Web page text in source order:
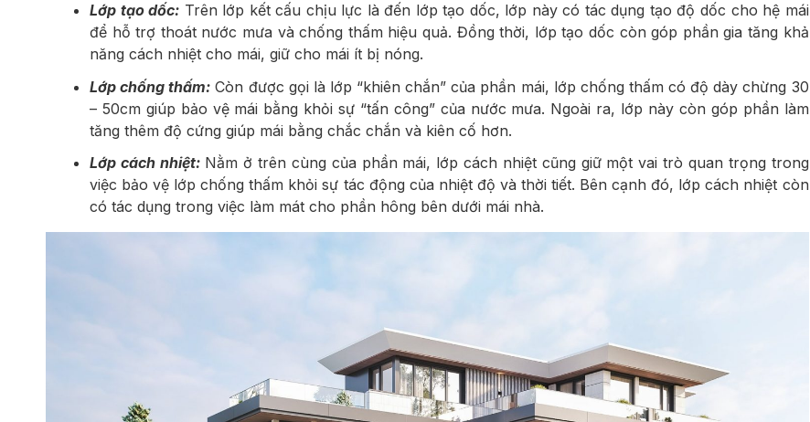
Lớp tạo dốc: Trên lớp kết cấu chịu lực là đến lớp tạo dốc, lớp này có tác dụng tạo độ dốc cho hệ mái
để hỗ trợ thoát nước mưa và chống thấm hiệu quả. Đồng thời, lớp tạo dốc còn góp phần gia tăng khả
năng cách nhiệt cho mái, giữ cho mái ít bị nóng.
Lớp chống thấm: Còn được gọi là lớp “khiên chắn” của phần mái, lớp chống thấm có độ dày chừng 30
– 50cm giúp bảo vệ mái bằng khỏi sự “tấn công” của nước mưa. Ngoài ra, lớp này còn góp phần làm
tăng thêm độ cứng giúp mái bằng chắc chắn và kiên cố hơn.
Lớp cách nhiệt:Nằm ở trên cùng của phần mái, lớp cách nhiệt cũng giữ một vai trò quan trọng trong
việc bảo vệ lớp chống thấm khỏi sự tác động của nhiệt độ và thời tiết. Bên cạnh đó, lớp cách nhiệt còn
có tác dụng trong việc làm mát cho phần hông bên dưới mái nhà.